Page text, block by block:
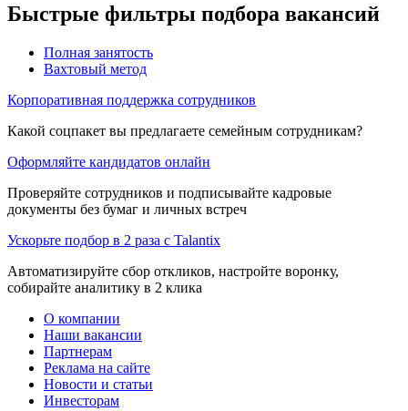
Быстрые фильтры подбора вакансий
Полная занятость
Вахтовый метод
Корпоративная поддержка сотрудников
Какой соцпакет вы предлагаете семейным сотрудникам?
Оформляйте кандидатов онлайн
Проверяйте сотрудников и подписывайте кадровые
документы без бумаг и личных встреч
Ускорьте подбор в 2 раза с Talantix
Автоматизируйте сбор откликов, настройте воронку,
собирайте аналитику в 2 клика
О компании
Наши вакансии
Партнерам
Реклама на сайте
Новости и статьи
Инвесторам